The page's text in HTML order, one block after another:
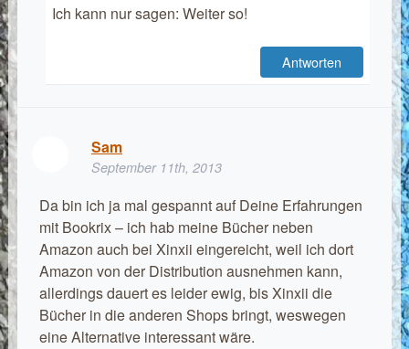
Ich kann nur sagen: Weiter so!
Antworten
Sam
September 11th, 2013
Da bin ich ja mal gespannt auf Deine Erfahrungen
mit Bookrix – ich hab meine Bücher neben
Amazon auch bei Xinxii eingereicht, weil ich dort
Amazon von der Distribution ausnehmen kann,
allerdings dauert es leider ewig, bis Xinxii die
Bücher in die anderen Shops bringt, weswegen
eine Alternative interessant wäre.